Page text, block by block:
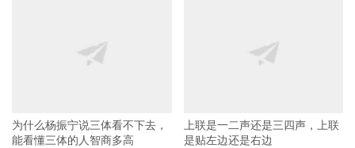
为什么杨振宁说三体看不下去，
能看懂三体的人智商多高
上联是一二声还是三四声，上联
是贴左边还是右边